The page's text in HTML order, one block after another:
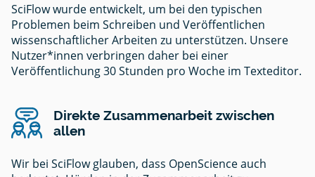
SciFlow wurde entwickelt, um bei den typischen
Problemen beim Schreiben und Veröffentlichen
wissenschaftlicher Arbeiten zu unterstützen. Unsere
Nutzer*innen verbringen daher bei einer
Veröffentlichung 30 Stunden pro Woche im Texteditor.
Direkte Zusammenarbeit zwischen
allen
Wir bei SciFlow glauben, dass OpenScience auch